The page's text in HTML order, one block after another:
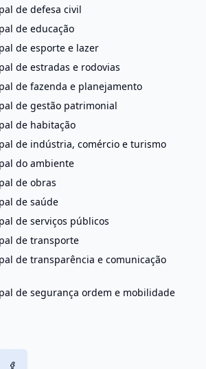
de defesa civil
de educação
de esporte e lazer
de estradas e rodovias
de fazenda e planejamento
de gestão patrimonial
de habitação
de indústria, comércio e turismo
do ambiente
de obras
de saúde
de serviços públicos
de transporte
de transparência e comunicação
de segurança ordem e mobilidade